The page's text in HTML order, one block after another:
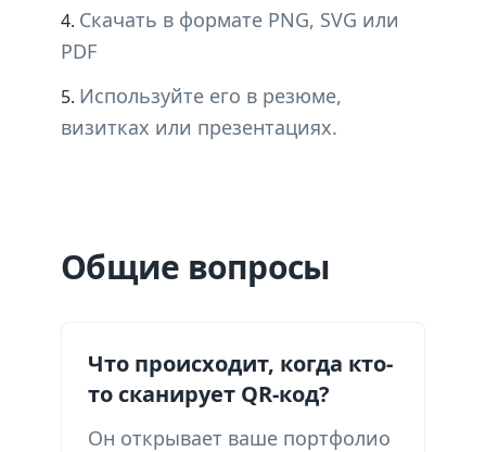
Скачать в формате PNG, SVG или
PDF
Используйте его в резюме,
визитках или презентациях.
Общие вопросы
Что происходит, когда кто-
то сканирует QR-код?
Он открывает ваше портфолио